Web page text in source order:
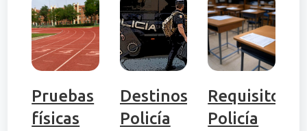
Pruebas
físicas
Destinos
Policía
Requisitos
Policía